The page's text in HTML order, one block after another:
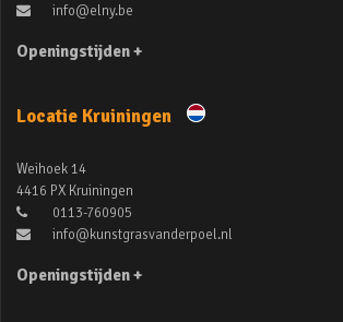
info@elny.be
Openingstijden +
Locatie Kruiningen
Weihoek 14
4416 PX Kruiningen
0113-760905
info@kunstgrasvanderpoel.nl
Openingstijden +